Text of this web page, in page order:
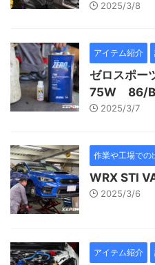
2025/3/8
アイテム紹介
ゼロスポ
75W 86/
2025/3/7
作業や工場での
WRX STI
2025/3/6
アイテム紹介